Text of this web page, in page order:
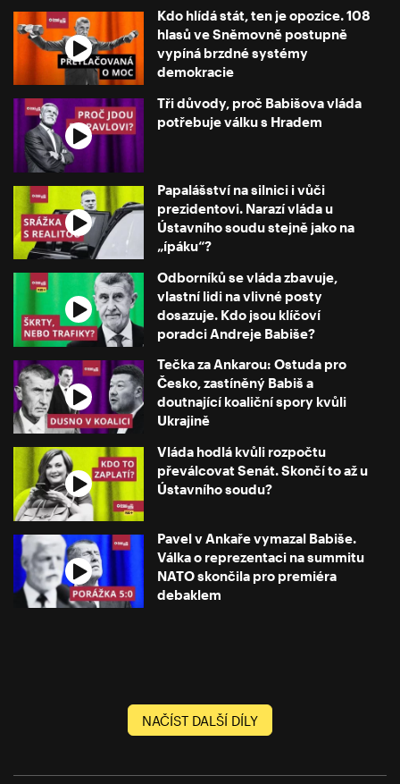
Kdo hlídá stát, ten je opozice. 108
hlasů ve Sněmovně postupně
vypíná brzdné systémy
demokracie
Tři důvody, proč Babišova vláda
potřebuje válku s Hradem
Papalášství na silnici i vůči
prezidentovi. Narazí vláda u
Ústavního soudu stejně jako na
„ípáku“?
Odborníků se vláda zbavuje,
vlastní lidi na vlivné posty
dosazuje. Kdo jsou klíčoví
poradci Andreje Babiše?
Tečka za Ankarou: Ostuda pro
Česko, zastíněný Babiš a
doutnající koaliční spory kvůli
Ukrajině
Vláda hodlá kvůli rozpočtu
převálcovat Senát. Skončí to až u
Ústavního soudu?
Pavel v Ankaře vymazal Babiše.
Válka o reprezentaci na summitu
NATO skončila pro premiéra
debaklem
NAČÍST DALŠÍ DÍLY